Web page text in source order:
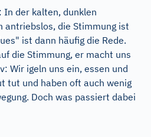
In der kalten, dunklen
antriebslos, die Stimmung ist
ist dann häufig die Rede.
die Stimmung, er macht uns
Wir igeln uns ein, essen und
tut und haben oft auch wenig
Doch was passiert dabei